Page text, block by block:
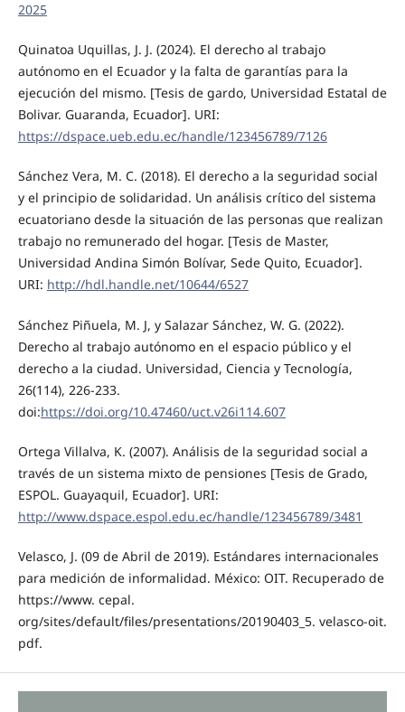
2025
Quinatoa Uquillas, J. J. (2024). El derecho al trabajo
autónomo en el Ecuador y la falta de garantías para la
ejecución del mismo. [Tesis de gardo, Universidad Estatal de
Bolivar. Guaranda, Ecuador]. URI:
https://dspace.ueb.edu.ec/handle/123456789/7126
Sánchez Vera, M. C. (2018). El derecho a la seguridad social
y el principio de solidaridad. Un análisis crítico del sistema
ecuatoriano desde la situación de las personas que realizan
trabajo no remunerado del hogar. [Tesis de Master,
Universidad Andina Simón Bolívar, Sede Quito, Ecuador].
URI: http://hdl.handle.net/10644/6527
Sánchez Piñuela, M. J, y Salazar Sánchez, W. G. (2022).
Derecho al trabajo autónomo en el espacio público y el
derecho a la ciudad. Universidad, Ciencia y Tecnología,
26(114), 226-233.
doi:https://doi.org/10.47460/uct.v26i114.607
Ortega Villalva, K. (2007). Análisis de la seguridad social a
través de un sistema mixto de pensiones [Tesis de Grado,
ESPOL. Guayaquil, Ecuador]. URI:
http://www.dspace.espol.edu.ec/handle/123456789/3481
Velasco, J. (09 de Abril de 2019). Estándares internacionales
para medición de informalidad. México: OIT. Recuperado de
https://www. cepal.
org/sites/default/files/presentations/20190403_5. velasco-oit.
pdf.